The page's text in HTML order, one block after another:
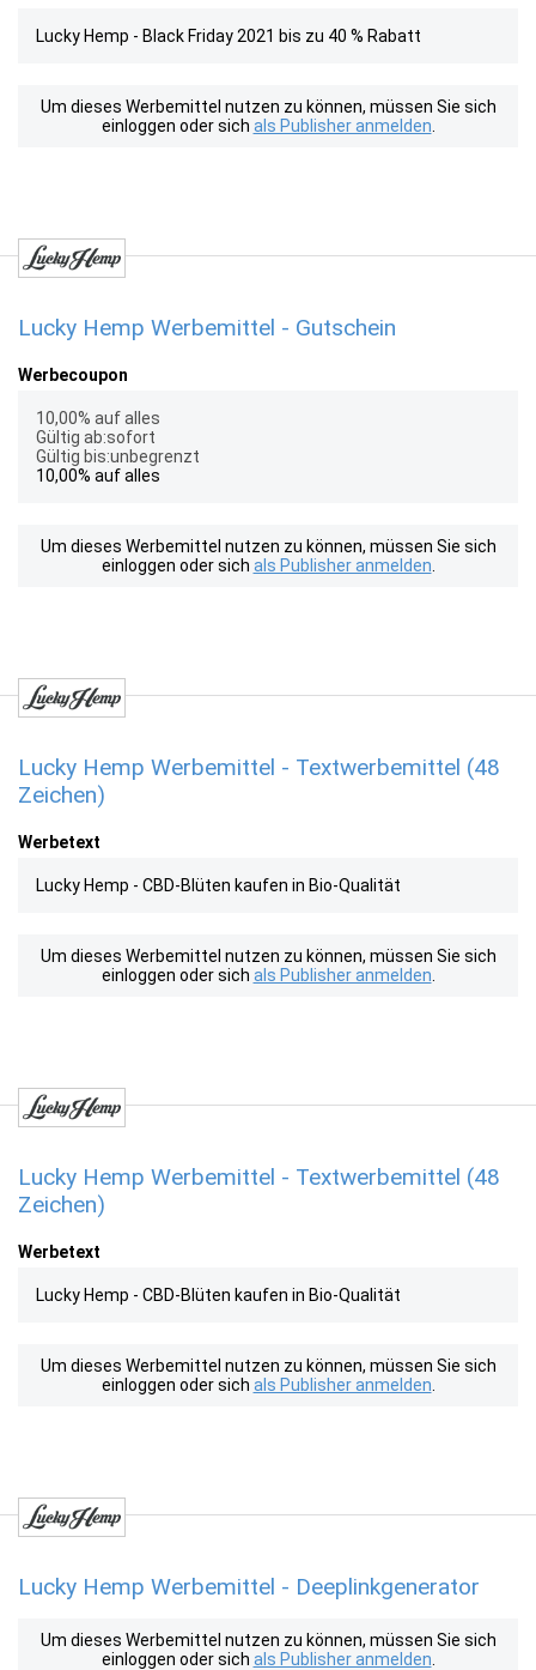
Lucky Hemp - Black Friday 2021 bis zu 40 % Rabatt
Um dieses Werbemittel nutzen zu können, müssen Sie sich
einloggen oder sich als Publisher anmelden
Lucky Hemp Werbemittel - Gutschein
Werbecoupon
10,00% auf alles
Gültig ab:sofort
Gültig bis:unbegrenzt
10,00% auf alles
Um dieses Werbemittel nutzen zu können, müssen Sie sich
einloggen oder sich als Publisher anmelden
Lucky Hemp Werbemittel - Textwerbemittel (48
Zeichen)
Werbetext
Lucky Hemp - CBD-Blüten kaufen in Bio-Qualität
Um dieses Werbemittel nutzen zu können, müssen Sie sich
einloggen oder sich als Publisher anmelden
Lucky Hemp Werbemittel - Textwerbemittel (48
Zeichen)
Werbetext
Lucky Hemp - CBD-Blüten kaufen in Bio-Qualität
Um dieses Werbemittel nutzen zu können, müssen Sie sich
einloggen oder sich als Publisher anmelden
Lucky Hemp Werbemittel - Deeplinkgenerator
Um dieses Werbemittel nutzen zu können, müssen Sie sich
einloggen oder sich als Publisher anmelden